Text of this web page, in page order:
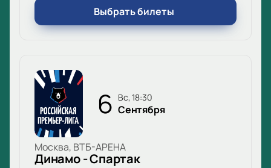
Выбрать билеты
6 вс, 18:30
Сентября
Москва, ВТБ-АРЕНА
Динамо - Спартак